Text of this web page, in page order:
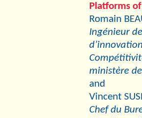
Platforms
Romain
Ingénieur
ministère
and
Vincent
Chef du